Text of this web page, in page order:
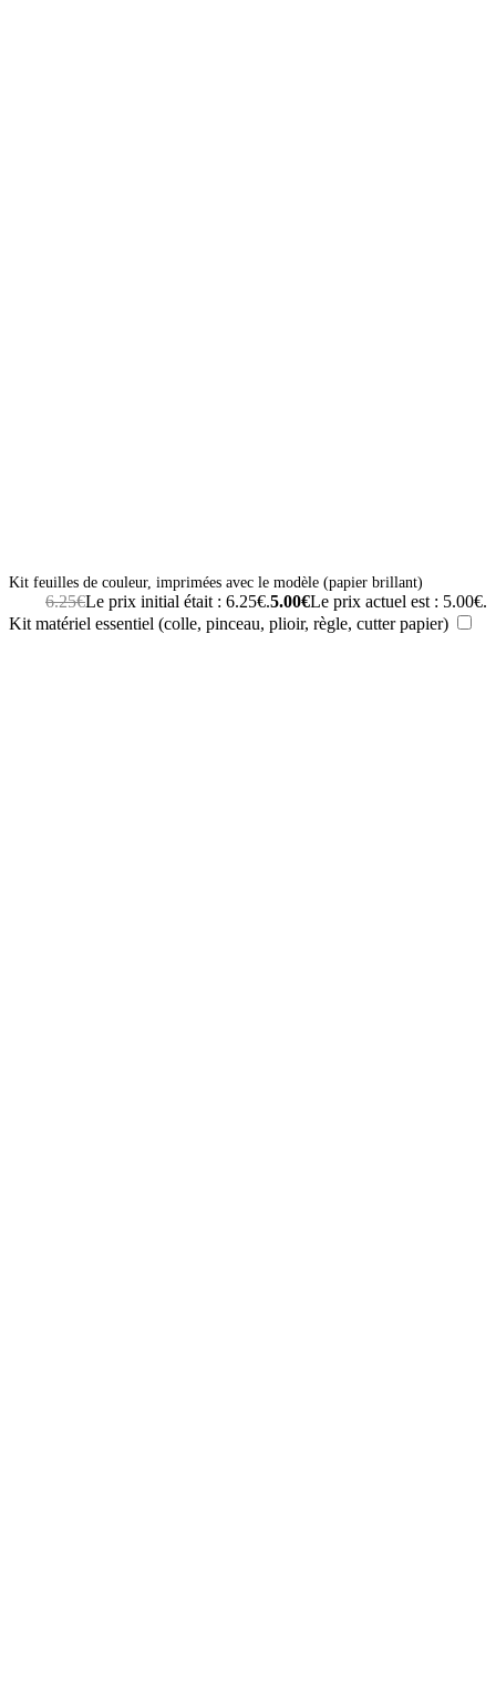
Kit feuilles de couleur, imprimées avec le modèle (papier brillant)
6.25€Le prix initial était : 6.25€.5.00€Le prix actuel est : 5.00€.
Kit matériel essentiel (colle, pinceau, plioir, règle, cutter papier)